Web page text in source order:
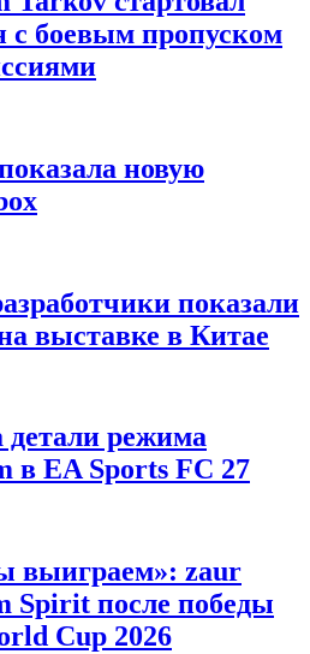
с боевым пропуском
новую
показали
выставке в Китае
режима
в EA Sports FC 27
выиграем»: zaur
Spirit после победы
Cup 2026